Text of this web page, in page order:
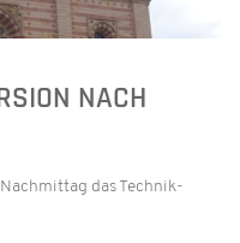
NACH
das Technik-